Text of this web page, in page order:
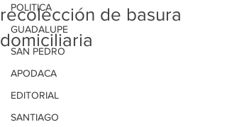
POLITICA
GUADALUPE
SAN PEDRO
APODACA
EDITORIAL
SANTIAGO
recolección de basura
domiciliaria